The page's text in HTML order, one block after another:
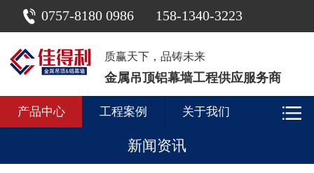
0757-8180 0986 158-1340-3223
质赢天下，品铸未来
金属吊顶铝幕墙工程供应服务商
产品中心 工程案例 关于我们
新闻资讯